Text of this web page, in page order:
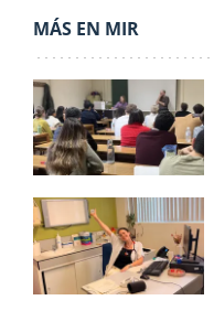
MÁS EN MIR